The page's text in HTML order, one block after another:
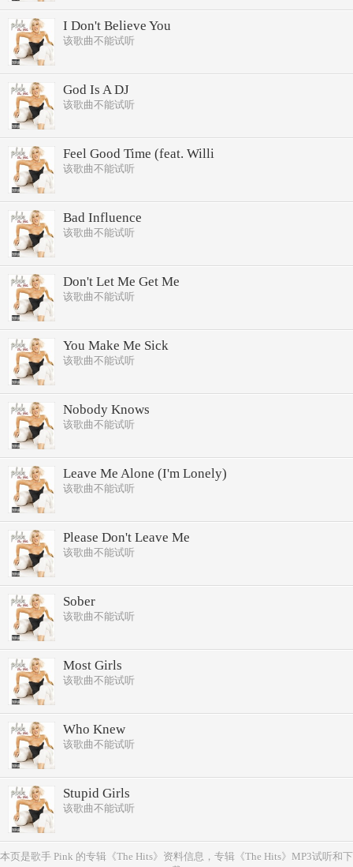
I Don't Believe You
该歌曲不能试听
God Is A DJ
该歌曲不能试听
Feel Good Time (feat. Willi
该歌曲不能试听
Bad Influence
该歌曲不能试听
Don't Let Me Get Me
该歌曲不能试听
You Make Me Sick
该歌曲不能试听
Nobody Knows
该歌曲不能试听
Leave Me Alone (I'm Lonely)
该歌曲不能试听
Please Don't Leave Me
该歌曲不能试听
Sober
该歌曲不能试听
Most Girls
该歌曲不能试听
Who Knew
该歌曲不能试听
Stupid Girls
该歌曲不能试听
本页是歌手 Pink 的专辑《The Hits》资料信息，专辑《The Hits》MP3试听和下